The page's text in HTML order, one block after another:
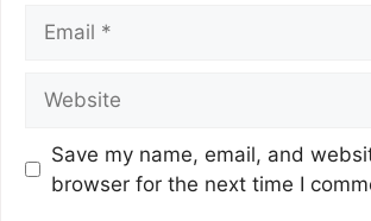
Save my name, email, and
browser for the next time I